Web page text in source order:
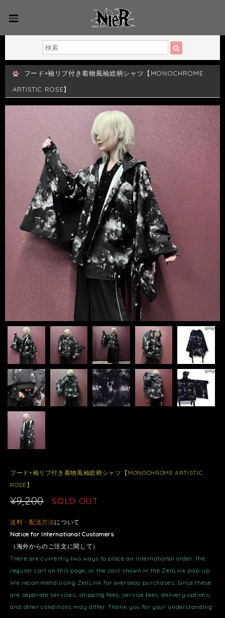
フード×袖リブ付き着物風袖総柄シャツ【MONOCHROME
ARTISTIC ROSE】
フード×袖リブ付き着物風袖総柄シャツ【MONOCHROME ARTISTIC
ROSE】
¥9,200 SOLD OUT
送料・配送方法について
Notice for International Customers
（海外からのご注文に関して）
There are currently two ways to place an international order: the
regular cart on this page, or the cart shown in the ZenLink pop-up.
We recommend using ZenLink for overseas purchases. Since these
are separate services, shipping fees, service fees, delivery options,
and other conditions may differ. Thank you for your understanding.